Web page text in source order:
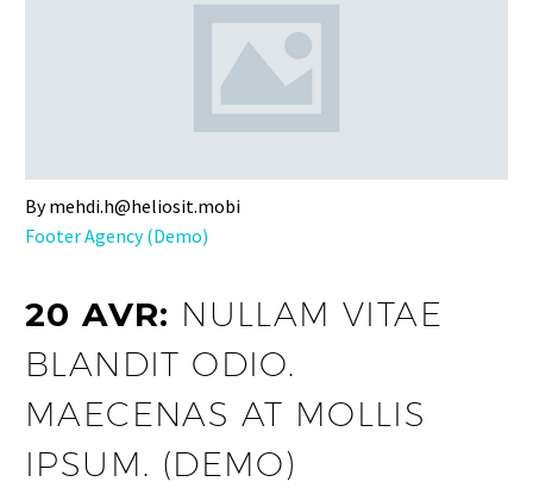
By mehdi.h@heliosit.mobi
Footer Agency (Demo)
20 AVR: NULLAM VITAE
BLANDIT ODIO.
MAECENAS AT MOLLIS
IPSUM. (DEMO)